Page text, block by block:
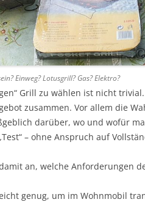
Einweg? Lotusgrill? Gas? Elektro?
Grill zu wählen ist nicht
zusammen. Vor allem die
darüber, wo und wofür
– ohne Anspruch auf
an, welche Anforderungen
genug, um im Wohnmobil